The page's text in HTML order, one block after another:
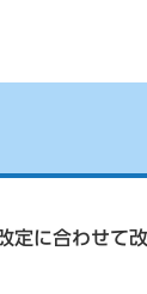
定に合わせて